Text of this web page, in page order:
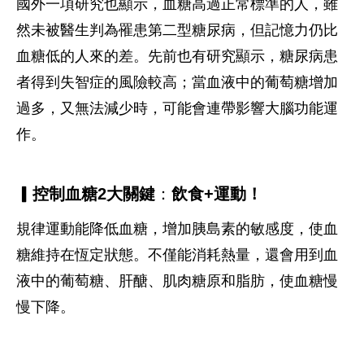
國外一項研究也顯示，血糖高過正常標準的人，雖
然未被醫生判為罹患第二型糖尿病，但記憶力仍比
血糖低的人來的差。先前也有研究顯示，糖尿病患
者得到失智症的風險較高；當血液中的葡萄糖增加
過多，又無法減少時，可能會連帶影響大腦功能運
作。
▎控制血糖2大關鍵 ： 飲食+運動！
規律運動能降低血糖，增加胰島素的敏感度，使血
糖維持在恆定狀態。不僅能消耗熱量，還會用到血
液中的葡萄糖、肝醣、肌肉糖原和脂肪，使血糖慢
慢下降。